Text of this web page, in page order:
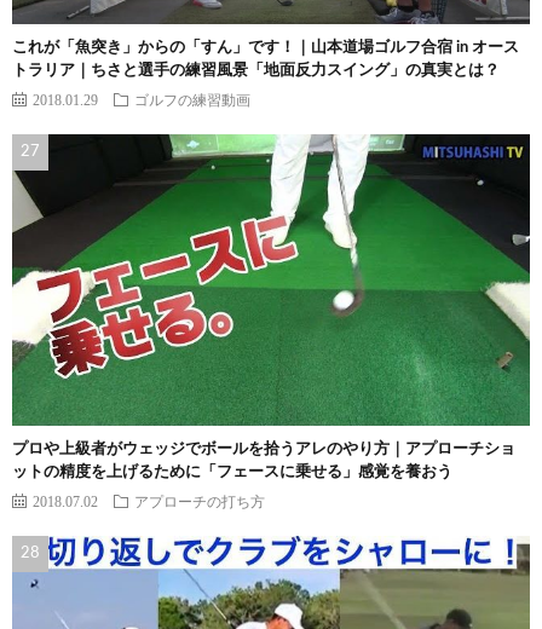
これが「魚突き」からの「すん」です！｜山本道場ゴルフ合宿 in オース
トラリア｜ちさと選手の練習風景「地面反力スイング」の真実とは？
2018.01.29 ゴルフの練習動画
プロや上級者がウェッジでボールを拾うアレのやり方｜アプローチショ
ットの精度を上げるために「フェースに乗せる」感覚を養おう
2018.07.02 アプローチの打ち方